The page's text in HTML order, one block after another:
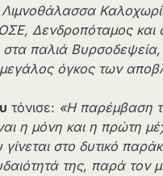
Λιμνοθάλασσα
ΟΣΕ, Δενδροπόταμος και
στα παλιά
μεγάλος όγκος των
τόνισε: «Η παρέμβαση
η μόνη και η πρώτη
στο δυτικό
της, παρά τον